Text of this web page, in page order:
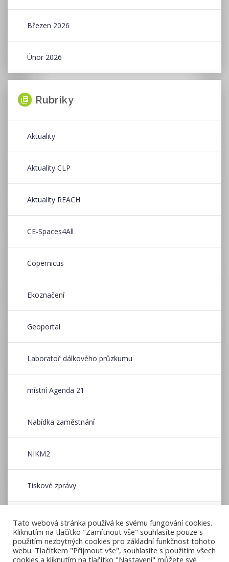
Březen 2026
Únor 2026
Rubriky
Aktuality
Aktuality CLP
Aktuality REACH
CE-Spaces4All
Copernicus
Ekoznačení
Geoportal
Laboratoř dálkového průzkumu
místní Agenda 21
Nabídka zaměstnání
NIKM2
Tiskové zprávy
Zpravodaj CENIA
Tato webová stránka používá ke svému fungování cookies.
Kliknutím na tlačítko "Zamítnout vše" souhlasíte pouze s
použitím nezbytných cookies pro základní funkčnost tohoto
webu. Tlačítkem "Přijmout vše", souhlasíte s použitím všech
cookies a kliknutím na tlačítko "Nastavení" můžete své